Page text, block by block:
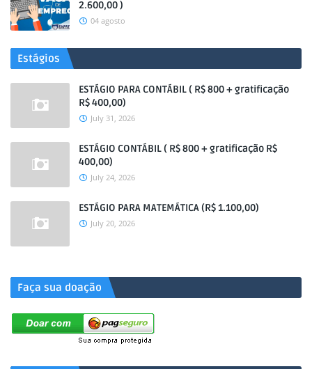
2.600,00 )
04 agosto
Estágios
ESTÁGIO PARA CONTÁBIL ( R$ 800 + gratificação
R$ 400,00)
July 31, 2026
ESTÁGIO CONTÁBIL ( R$ 800 + gratificação R$
400,00)
July 24, 2026
ESTÁGIO PARA MATEMÁTICA (R$ 1.100,00)
July 20, 2026
Faça sua doação